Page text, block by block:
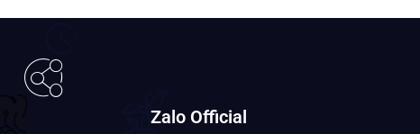
Zalo Official